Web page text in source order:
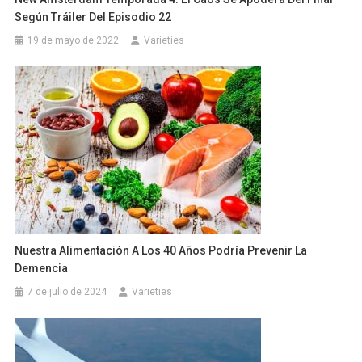
Según Tráiler Del Episodio 22
19 de mayo de 2022 Varieties
Nuestra Alimentación A Los 40 Años Podría Prevenir La
Demencia
7 de julio de 2024 Varieties